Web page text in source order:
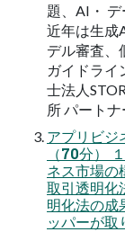
題、AI・ デ
近年は生成
デル審査、
ガイドライ
士法人
所 パートナ
アプリビジ
（70分）
ネス市場の
取引透明化
明化法の成
ッパーが取